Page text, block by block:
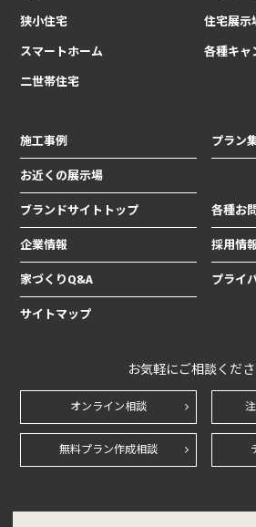
狭小住宅
スマートホーム
二世帯住宅
住宅展示
各種キャ
施工事例 プラン
お近くの展示場
ブランドサイトトップ 各種お
企業情報 採用情
家づくりQ&A プライ
サイトマップ
お気軽にご相談くださ
オンライン相談
無料プラン作成相談